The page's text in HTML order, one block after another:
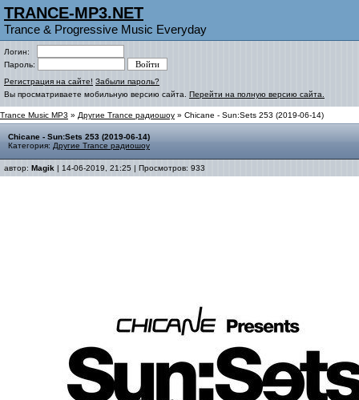
TRANCE-MP3.NET
Trance & Progressive Music Everyday
Логин:
Пароль:
Регистрация на сайте! Забыли пароль?
Вы просматриваете мобильную версию сайта. Перейти на полную версию сайта.
Trance Music MP3 » Другие Trance радиошоу » Chicane - Sun:Sets 253 (2019-06-14)
Chicane - Sun:Sets 253 (2019-06-14)
Категория: Другие Trance радиошоу
автор: Magik | 14-06-2019, 21:25 | Просмотров: 933